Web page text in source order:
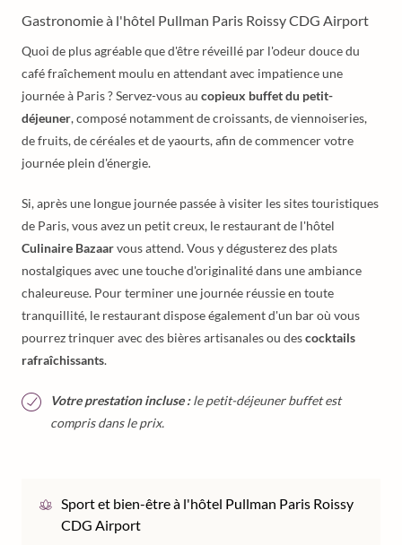
Gastronomie à l'hôtel Pullman Paris Roissy CDG Airport
Quoi de plus agréable que d'être réveillé par l'odeur douce du
café fraîchement moulu en attendant avec impatience une
journée à Paris ? Servez-vous au copieux buffet du petit-
déjeuner, composé notamment de croissants, de viennoiseries,
de fruits, de céréales et de yaourts, afin de commencer votre
journée plein d'énergie.
Si, après une longue journée passée à visiter les sites touristiques
de Paris, vous avez un petit creux, le restaurant de l'hôtel
Culinaire Bazaarvous attend. Vous y dégusterez des plats
nostalgiques avec une touche d'originalité dans une ambiance
chaleureuse. Pour terminer une journée réussie en toute
tranquillité, le restaurant dispose également d'un bar où vous
pourrez trinquer avec des bières artisanales ou descocktails
rafraîchissants.
Votre prestation incluse :le petit-déjeuner buffet est
compris dans le prix.
Sport et bien-être à l'hôtel Pullman Paris Roissy
CDG Airport